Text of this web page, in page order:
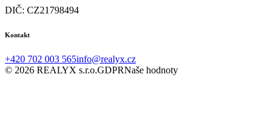
DIČ: CZ21798494
Kontakt
+420 702 003 565info@realyx.cz
© 2026 REALYX s.r.o.GDPRNaše hodnoty